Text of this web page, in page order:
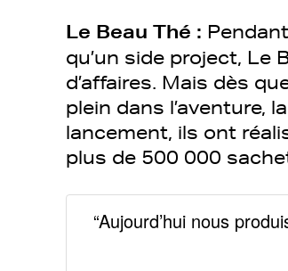
Le Beau Thé :
qu’un side project, Le
d’affaires. Mais dès
plein dans l’aventure,
lancement, ils ont
plus de 500 000
“Aujourd’hui nous